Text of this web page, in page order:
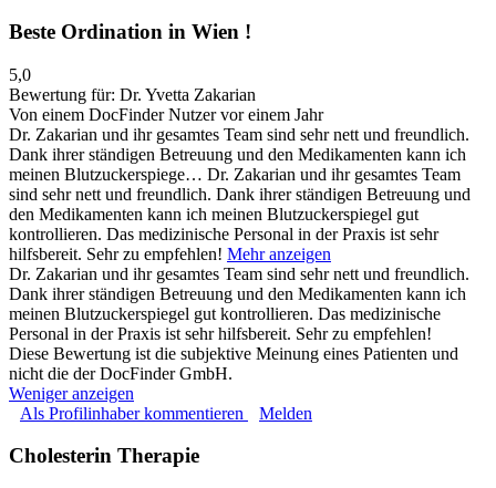
Beste Ordination in Wien !
5,0
Bewertung für: Dr. Yvetta Zakarian
Von einem DocFinder Nutzervor einem Jahr
Dr. Zakarian und ihr gesamtes Team sind sehr nett und freundlich.
Dank ihrer ständigen Betreuung und den Medikamenten kann ich
meinen Blutzuckerspiege… Dr. Zakarian und ihr gesamtes Team
sind sehr nett und freundlich. Dank ihrer ständigen Betreuung und
den Medikamenten kann ich meinen Blutzuckerspiegel gut
kontrollieren. Das medizinische Personal in der Praxis ist sehr
hilfsbereit. Sehr zu empfehlen! Mehr anzeigen
Dr. Zakarian und ihr gesamtes Team sind sehr nett und freundlich.
Dank ihrer ständigen Betreuung und den Medikamenten kann ich
meinen Blutzuckerspiegel gut kontrollieren. Das medizinische
Personal in der Praxis ist sehr hilfsbereit. Sehr zu empfehlen!
Diese Bewertung ist die subjektive Meinung eines Patienten und
nicht die der DocFinder GmbH.
Weniger anzeigen
Als Profilinhaber kommentieren
Melden
Cholesterin Therapie